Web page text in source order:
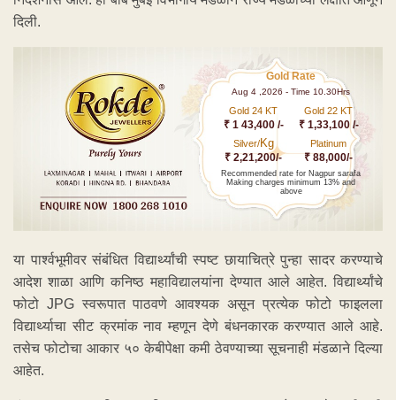
दिली.
Gold Rate
Aug 4 ,2026 - Time 10.30Hrs
Gold 24 KT
₹ 1 43,400 /-
Gold 22 KT
₹ 1,33,100 /-
Silver/Kg
₹ 2,21,200/-
Platinum
₹ 88,000/-
Recommended rate for Nagpur sarafa
Making charges minimum 13% and
above
या पार्श्वभूमीवर संबंधित विद्यार्थ्यांची स्पष्ट छायाचित्रे पुन्हा सादर करण्याचे
आदेश शाळा आणि कनिष्ठ महाविद्यालयांना देण्यात आले आहेत. विद्यार्थ्यांचे
फोटो JPG स्वरूपात पाठवणे आवश्यक असून प्रत्येक फोटो फाइलला
विद्यार्थ्याचा सीट क्रमांक नाव म्हणून देणे बंधनकारक करण्यात आले आहे.
तसेच फोटोचा आकार ५० केबीपेक्षा कमी ठेवण्याच्या सूचनाही मंडळाने दिल्या
आहेत.